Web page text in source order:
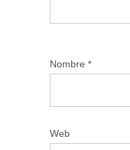
Nombre *
Web